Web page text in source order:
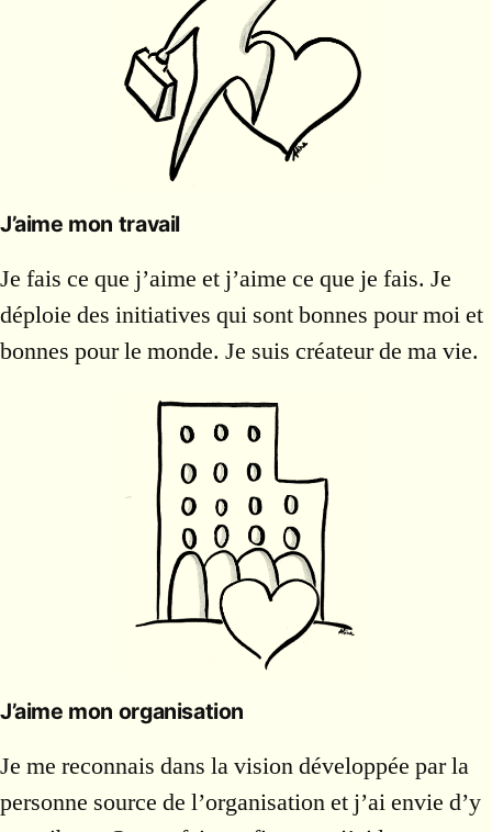
J’aime mon travail
Je fais ce que j’aime et j’aime ce que je fais. Je
déploie des initiatives qui sont bonnes pour moi et
bonnes pour le monde. Je suis créateur de ma vie.
J’aime mon organisation
Je me reconnais dans la vision développée par la
personne source de l’organisation et j’ai envie d’y